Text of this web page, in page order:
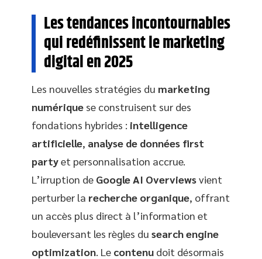
Les tendances incontournables
qui redéfinissent le marketing
digital en 2025
Les nouvelles stratégies du marketing
numérique se construisent sur des
fondations hybrides : intelligence
artificielle, analyse de données first
partyet personnalisation accrue.
L’irruption de Google AI Overviewsvient
perturber la recherche organique, offrant
un accès plus direct à l’information et
bouleversant les règles du search engine
optimization . Le contenu doit désormais